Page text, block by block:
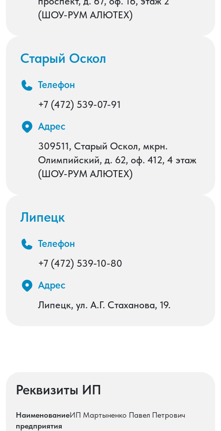
(ШОУ-РУМ АЛЮТЕХ)
Старый Оскол
Телефон
+7 (472) 539-07-91
Адрес
309511, Старый Оскол, мкрн.
Олимпийский, д. 62, оф. 412, 4 этаж
(ШОУ-РУМ АЛЮТЕХ)
Липецк
Телефон
+7 (472) 539-10-80
Адрес
Липецк, ул. А.Г. Стаханова, 19.
Реквизиты ИП
Наименование
предприятия
ИП Мартыненко Павел Петрович